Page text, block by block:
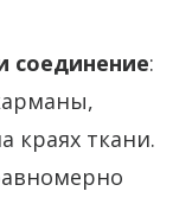
соединение:
краях ткани.